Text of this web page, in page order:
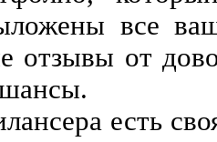
все
отзывы от
есть